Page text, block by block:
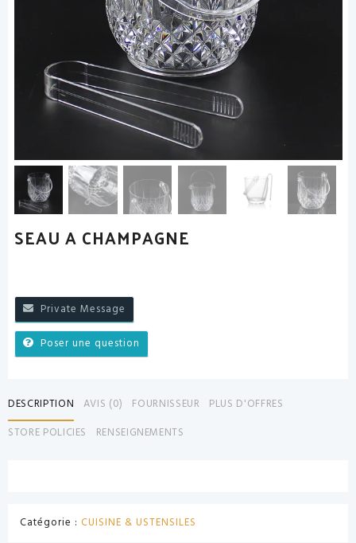
SEAU A CHAMPAGNE
Private Message
Poser une question
DESCRIPTION AVIS (0) FOURNISSEUR
PLUS D'OFFRES
STORE POLICIES
RENSEIGNEMENTS
Catégorie : CUISINE & USTENSILES